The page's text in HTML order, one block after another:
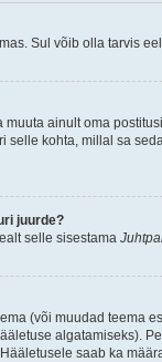
Sul võib olla tarvis
muuta ainult oma
selle kohta, millal sa
juurde?
selle sisestama
(või muudad teema
algatamiseks).
saab ka